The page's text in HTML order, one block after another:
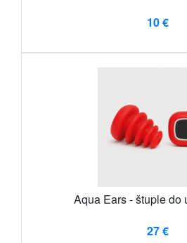
10 €
Aqua Ears - štuple do
27 €